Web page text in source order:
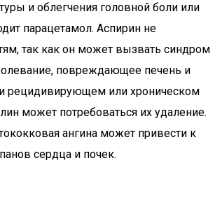
и облегчения головной боли или
парацетамол. Аспирин не
так как он может вызвать синдром
повреждающее печень и
рецидивирующем или хроническом
может потребоваться их удаление.
ангина может привести к
сердца и почек.